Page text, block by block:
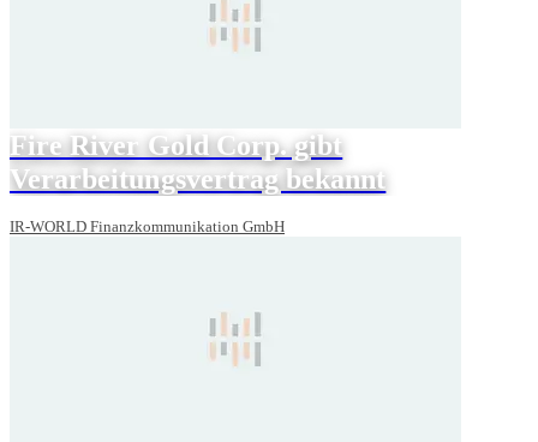
Fire River Gold Corp. gibt
Verarbeitungsvertrag bekannt
IR-WORLD Finanzkommunikation GmbH